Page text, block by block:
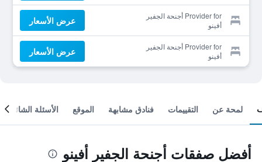
Provider for أجنحة الجفير
أفينو
عرض الأسعار
Provider for أجنحة الجفير
أفينو
عرض الأسعار
لمحة عن التقييمات فنادق مشابهة الموقع الأسئلة الشائعة
أفضل صفقات أجنحة الجفير أفينو